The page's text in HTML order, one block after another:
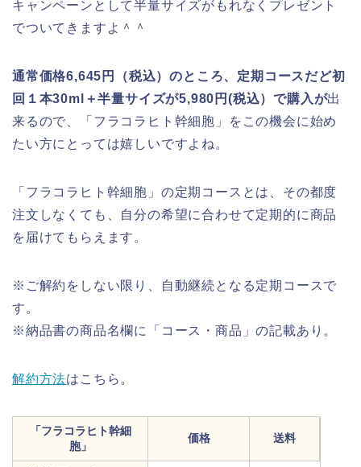
キャンペーンとして半量サイズがもれなくプレゼント
でついてきますよ＾＾
通常価格6,645円（税込）のところ、定期コースだど初
回１本30ml＋半量サイズが5,980円(税込）で購入が出
来るので、「フラコラヒト幹細胞」をこの機会に始め
たい方にとっては嬉しいですよね。
「フラコラヒト幹細胞」の定期コースとは、その都度
注文しなくても、自分の希望に合わせて定期的に商品
を届けてもらえます。
※ご解約をしない限り、自動継続となる定期コースで
す。
※納品書の商品名欄に「コース・商品」の記載あり。
解約方法はこちら。
「フラコラヒト幹細
胞」
価格 送料